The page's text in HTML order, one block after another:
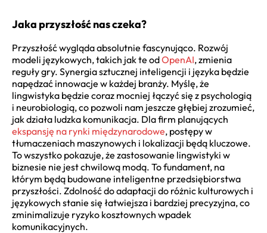
Jaka przyszłość nas czeka?
Przyszłość wygląda absolutnie fascynująco. Rozwój
modeli językowych, takich jak te odOpenAI, zmienia
reguły gry. Synergia sztucznej inteligencji i języka będzie
napędzać innowacje w każdej branży. Myślę, że
lingwistyka będzie coraz mocniej łączyć się z psychologią
i neurobiologią, co pozwoli nam jeszcze głębiej zrozumieć,
jak działa ludzka komunikacja. Dla firm planujących
ekspansję na rynki międzynarodowe, postępy w
tłumaczeniach maszynowych i lokalizacji będą kluczowe.
To wszystko pokazuje, że zastosowanie lingwistyki w
biznesie nie jest chwilową modą. To fundament, na
którym będą budowane inteligentne przedsiębiorstwa
przyszłości. Zdolność do adaptacji do różnic kulturowych i
językowych stanie się łatwiejsza i bardziej precyzyjna, co
zminimalizuje ryzyko kosztownych wpadek
komunikacyjnych.